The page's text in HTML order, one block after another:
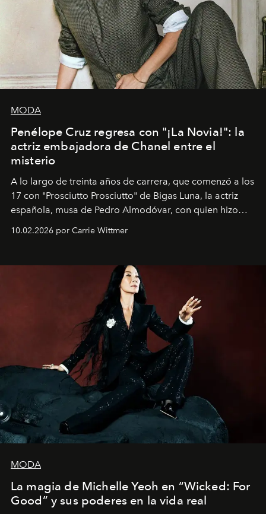
MODA
Penélope Cruz regresa con "¡La Novia!": la
actriz embajadora de Chanel entre el
misterio
A lo largo de treinta años de carrera, que comenzó a los
17 con "Prosciutto Prosciutto" de Bigas Luna, la actriz
española, musa de Pedro Almodóvar, con quien hizo
Barcelona", ha dividido su tiempo entre Europa y
dirigida por Maggie Gyllenhaal.
10.02.2026 por Carrie Wittmer
MODA
La magia de Michelle Yeoh en “Wicked: For
Good” y sus poderes en la vida real